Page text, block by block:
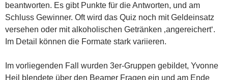
beantworten. Es gibt Punkte für die Antworten, und am
Schluss Gewinner. Oft wird das Quiz noch mit Geldeinsatz
versehen oder mit alkoholischen Getränken ‚angereichert‘.
Im Detail können die Formate stark variieren.
Im vorliegenden Fall wurden 3er-Gruppen gebildet, Yvonne
Heil blendete über den Beamer Fragen ein und am Ende